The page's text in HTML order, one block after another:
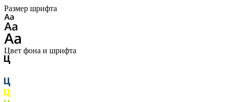
Размер шрифта
Цвет фона и шрифта